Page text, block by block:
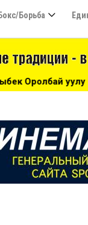
Бокс/борьба
бои